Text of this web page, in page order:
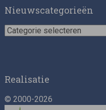
Nieuwscategorieën
Nieuwscategorieën
Realisatie
© 2000-2026